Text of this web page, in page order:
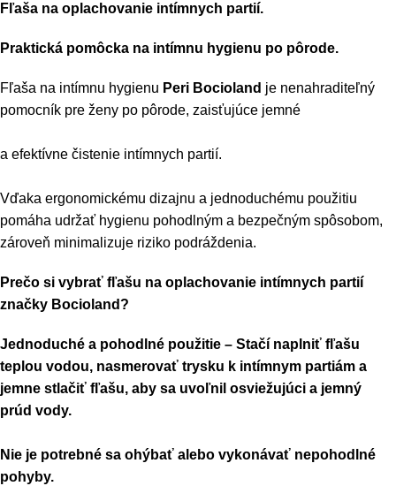
Fľaša na oplachovanie intímnych partií.
Praktická pomôcka na intímnu hygienu po pôrode.
Fľaša na intímnu hygienu Peri Bocioland je nenahraditeľný
pomocník pre ženy po pôrode, zaisťujúce jemné
a efektívne čistenie intímnych partií.
Vďaka ergonomickému dizajnu a jednoduchému použitiu
pomáha udržať hygienu pohodlným a bezpečným spôsobom,
zároveň minimalizuje riziko podráždenia.
Prečo si vybrať fľašu na oplachovanie intímnych partií
značky Bocioland?
Jednoduché a pohodlné použitie – Stačí naplniť fľašu
teplou vodou, nasmerovať trysku k intímnym partiám a
jemne stlačiť fľašu, aby sa uvoľnil osviežujúci a jemný
prúd vody.
Nie je potrebné sa ohýbať alebo vykonávať nepohodlné
pohyby.